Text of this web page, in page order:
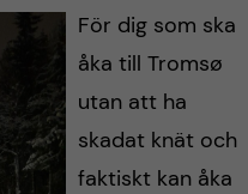
För dig som ska
åka till Tromsø
utan att ha
skadat knät och
faktiskt kan åka